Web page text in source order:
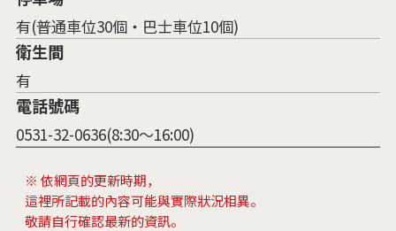
有(普通車位30個・巴士車位10個)
衛生間
有
電話號碼
0531-32-0636(8:30～16:00)
※ 依網頁的更新時期，
這裡所記載的內容可能與實際狀況相異。
敬請自行確認最新的資訊。